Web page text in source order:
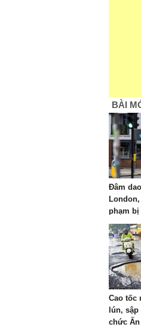
BÀI
Đâm
phạm
Cao tốc
lún,
chức